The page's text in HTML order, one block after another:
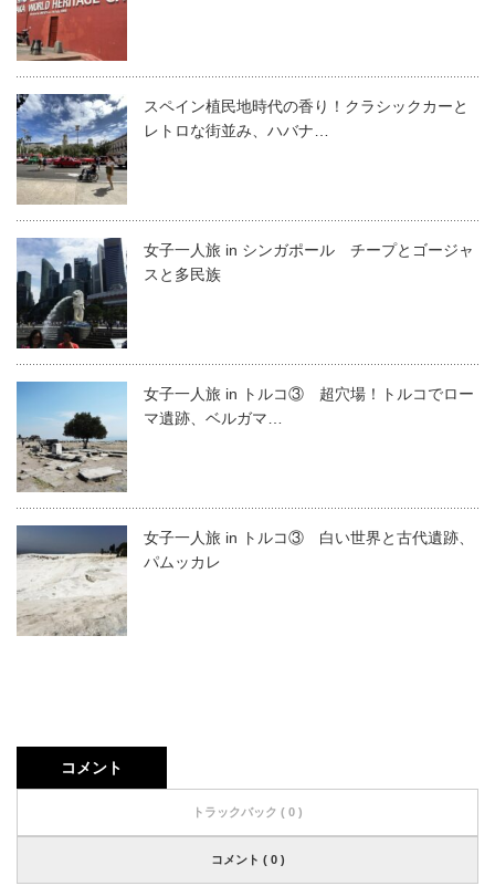
スペイン植民地時代の香り！クラシックカーと
レトロな街並み、ハバナ…
女子一人旅 in シンガポール チープとゴージャ
スと多民族
女子一人旅 in トルコ③ 超穴場！トルコでロー
マ遺跡、ベルガマ…
女子一人旅 in トルコ③ 白い世界と古代遺跡、
パムッカレ
コメント
トラックバック ( 0 )
コメント ( 0 )